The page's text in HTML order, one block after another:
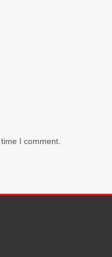
I comment.